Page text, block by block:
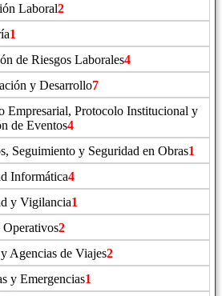
Laboral2
1
de Riesgos Laborales4
y Desarrollo7
Empresarial, Protocolo Institucional y
de Eventos4
Seguimiento y Seguridad en Obras1
Informática4
y Vigilancia1
Operativos2
Agencias de Viajes2
y Emergencias1